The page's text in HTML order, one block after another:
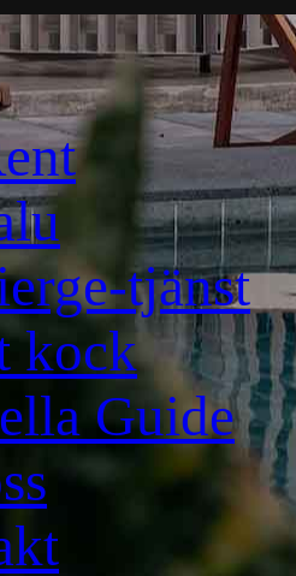
tjänst
kock
Guide